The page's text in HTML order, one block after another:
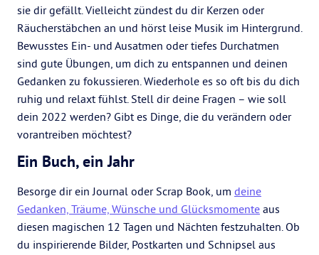
sie dir gefällt. Vielleicht zündest du dir Kerzen oder
Räucherstäbchen an und hörst leise Musik im Hintergrund.
Bewusstes Ein- und Ausatmen oder tiefes Durchatmen
sind gute Übungen, um dich zu entspannen und deinen
Gedanken zu fokussieren. Wiederhole es so oft bis du dich
ruhig und relaxt fühlst. Stell dir deine Fragen – wie soll
dein 2022 werden? Gibt es Dinge, die du verändern oder
vorantreiben möchtest?
Ein Buch, ein Jahr
Besorge dir ein Journal oder Scrap Book, um deine
Gedanken, Träume, Wünsche und Glücksmomente aus
diesen magischen 12 Tagen und Nächten festzuhalten. Ob
du inspirierende Bilder, Postkarten und Schnipsel aus